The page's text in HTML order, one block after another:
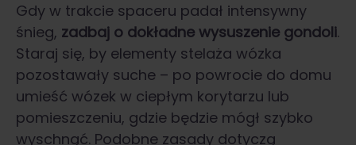
Gdy w trakcie spaceru padał intensywny
śnieg, zadbaj o dokładne wysuszenie gondoli.
Staraj się, by elementy stelaża wózka
pozostawały suche – po powrocie do domu
umieść wózek w ciepłym korytarzu lub
pomieszczeniu, gdzie będzie mógł szybko
wyschnąć. Podobne zasady dotyczą